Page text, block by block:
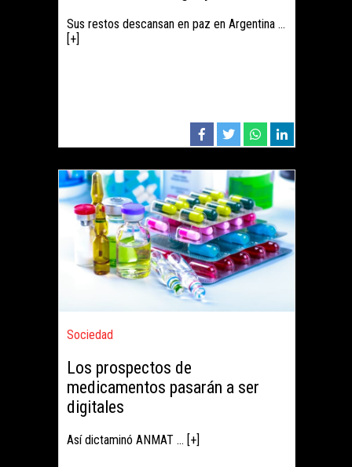
Sus restos descansan en paz en Argentina ...
[+]
Sociedad
Los prospectos de
medicamentos pasarán a ser
digitales
Así dictaminó ANMAT ... [+]